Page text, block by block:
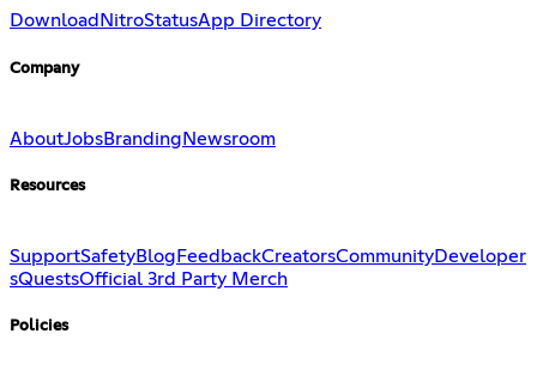
Download NitroStatusApp Directory
Company
AboutJobsBranding Newsroom
Resources
SupportSafetyBlog FeedbackCreatorsCommunityDeveloper
sQuestsOfficial 3rd Party Merch
Policies